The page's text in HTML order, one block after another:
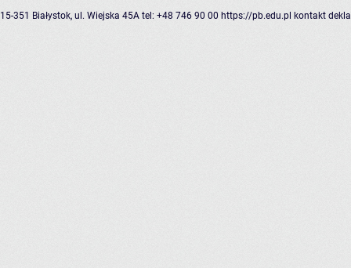
15-351 Białystok, ul. Wiejska 45A tel: +48 746 90 00 https://pb.edu.pl kontakt